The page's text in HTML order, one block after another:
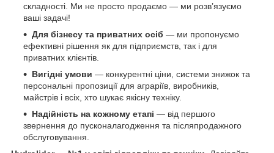
складності. Ми не просто продаємо — ми розв’язуємо
ваші задачі!
Для бізнесу та приватних осіб — ми пропонуємо
ефективні рішення як для підприємств, так і для
приватних клієнтів.
Вигідні умови — конкурентні ціни, системи знижок та
персональні пропозиції для аграріїв, виробників,
майстрів і всіх, хто шукає якісну техніку.
Надійність на кожному етапі — від першого
звернення до пусконалагодження та післяпродажного
обслуговування.